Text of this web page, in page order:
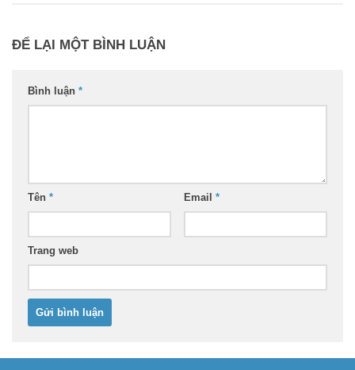
ĐỂ LẠI MỘT BÌNH LUẬN
Bình luận *
Tên * Email *
Trang web